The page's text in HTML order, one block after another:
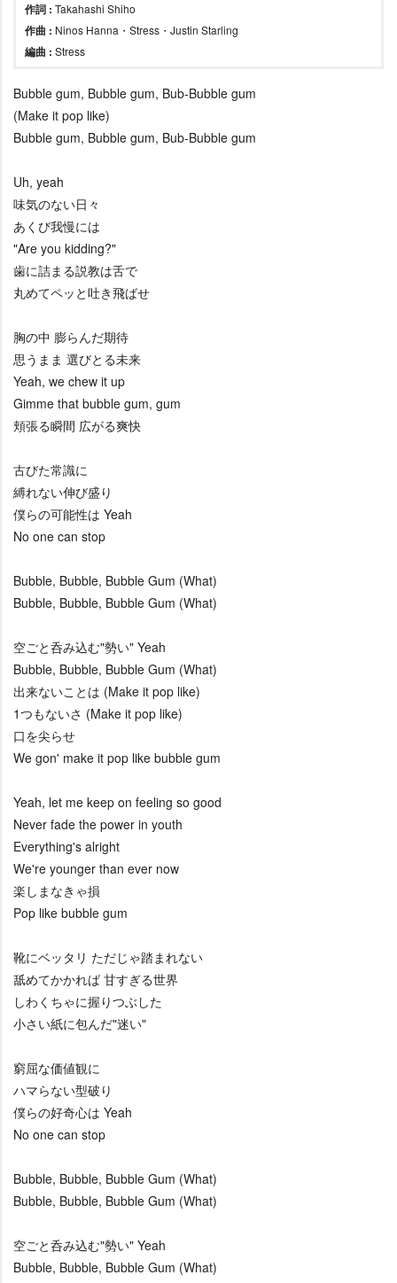
作詞 : Takahashi Shiho
作曲 : Ninos Hanna・Stress・Justin Starling
編曲 : Stress
Bubble gum, Bubble gum, Bub-Bubble gum
(Make it pop like)
Bubble gum, Bubble gum, Bub-Bubble gum
Uh, yeah
味気のない日々
あくび我慢には
"Are you kidding?"
歯に詰まる説教は舌で
丸めてペッと吐き飛ばせ
胸の中 膨らんだ期待
思うまま 選びとる未来
Yeah, we chew it up
Gimme that bubble gum, gum
頬張る瞬間 広がる爽快
古びた常識に
縛れない伸び盛り
僕らの可能性は Yeah
No one can stop
Bubble, Bubble, Bubble Gum (What)
Bubble, Bubble, Bubble Gum (What)
空ごと呑み込む"勢い" Yeah
Bubble, Bubble, Bubble Gum (What)
出来ないことは (Make it pop like)
1つもないさ (Make it pop like)
口を尖らせ
We gon' make it pop like bubble gum
Yeah, let me keep on feeling so good
Never fade the power in youth
Everything's alright
We're younger than ever now
楽しまなきゃ損
Pop like bubble gum
靴にベッタリ ただじゃ踏まれない
舐めてかかれば 甘すぎる世界
しわくちゃに握りつぶした
小さい紙に包んだ"迷い"
窮屈な価値観に
ハマらない型破り
僕らの好奇心は Yeah
No one can stop
Bubble, Bubble, Bubble Gum (What)
Bubble, Bubble, Bubble Gum (What)
空ごと呑み込む"勢い" Yeah
Bubble, Bubble, Bubble Gum (What)